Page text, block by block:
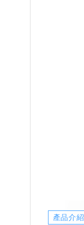
產品介紹